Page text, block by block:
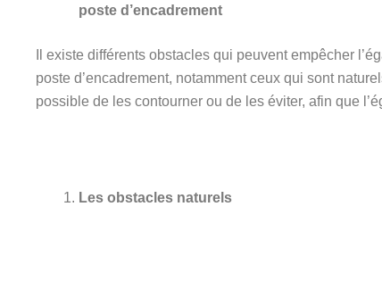
poste d’encadrement
Il existe différents obstacles qui peuvent empêcher
poste d’encadrement, notamment ceux qui sont
possible de les contourner ou de les éviter, afin que
Les obstacles naturels